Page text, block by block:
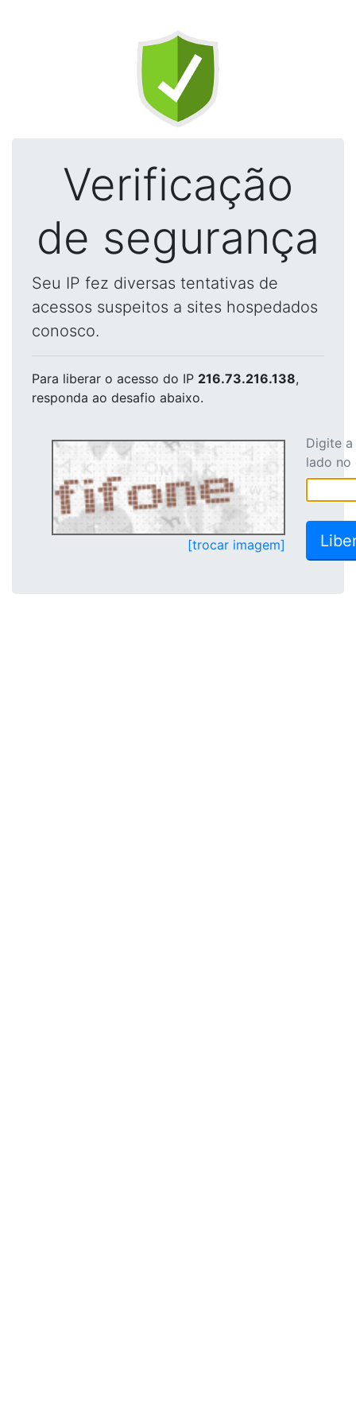
Verificação
de segurança
Seu IP fez diversas tentativas de
acessos suspeitos a sites hospedados
conosco.
Para liberar o acesso do IP 216.73.216.138,
responda ao desafio abaixo.
[trocar imagem]
Digite
lado no